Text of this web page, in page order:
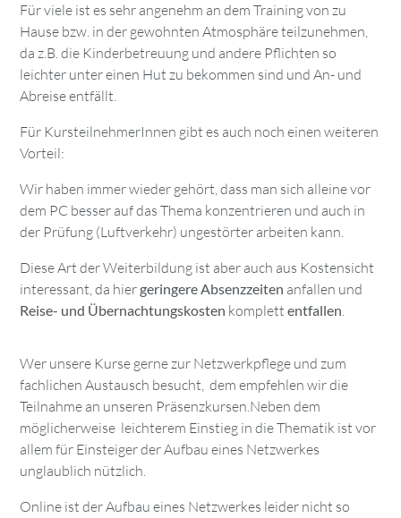
Für viele ist es sehr angenehm an dem Training von zu
Hause bzw. in der gewohnten Atmosphäre teilzunehmen,
da z.B. die Kinderbetreuung und andere Pflichten so
leichter unter einen Hut zu bekommen sind und An- und
Abreise entfällt.
Für KursteilnehmerInnen gibt es auch noch einen weiteren
Vorteil:
Wir haben immer wieder gehört, dass man sich alleine vor
dem PC besser auf das Thema konzentrieren und auch in
der Prüfung (Luftverkehr) ungestörter arbeiten kann.
Diese Art der Weiterbildung ist aber auch aus Kostensicht
interessant, da hier geringere Absenzzeiten anfallen und
Reise- und Übernachtungskosten komplett entfallen.
Wer unsere Kurse gerne zur Netzwerkpflege und zum
fachlichen Austausch besucht, dem empfehlen wir die
Teilnahme an unseren Präsenzkursen.Neben dem
möglicherweise leichterem Einstieg in die Thematik ist vor
allem für Einsteiger der Aufbau eines Netzwerkes
unglaublich nützlich.
Online ist der Aufbau eines Netzwerkes leider nicht so